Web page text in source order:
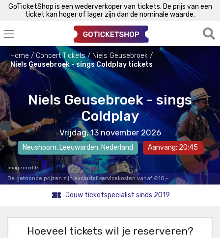
GoTicketShop is een wederverkoper van tickets. De prijs van een
ticket kan hoger of lager zijn dan de nominale waarde.
Home Concert Tickets
Niels Geusebroek
Niels Geusebroek - sings Coldplay tickets
Niels Geusebroek - sings
Coldplay
Vrijdag, 13 november 2026
Neushoorn, Leeuwarden, Nederland Aanvang: 20:45
Image credits
De getoonde prijzen zijn exclusief servicekosten vanaf €10,-.
Jouw ticketspecialist sinds 2019
Hoeveel tickets wil je reserveren?